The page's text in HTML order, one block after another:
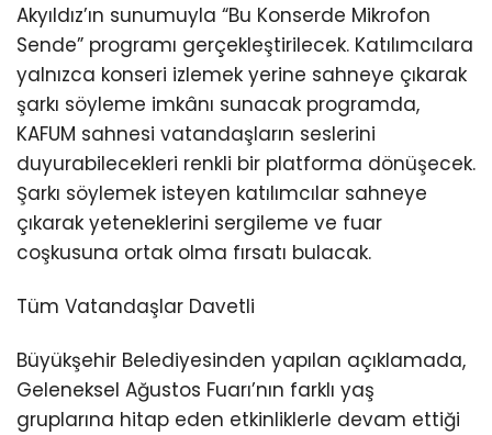
Akyıldız’ın sunumuyla “Bu Konserde Mikrofon
Sende” programı gerçekleştirilecek. Katılımcılara
yalnızca konseri izlemek yerine sahneye çıkarak
şarkı söyleme imkânı sunacak programda,
KAFUM sahnesi vatandaşların seslerini
duyurabilecekleri renkli bir platforma dönüşecek.
Şarkı söylemek isteyen katılımcılar sahneye
çıkarak yeteneklerini sergileme ve fuar
coşkusuna ortak olma fırsatı bulacak.
Tüm Vatandaşlar Davetli
Büyükşehir Belediyesinden yapılan açıklamada,
Geleneksel Ağustos Fuarı’nın farklı yaş
gruplarına hitap eden etkinliklerle devam ettiği